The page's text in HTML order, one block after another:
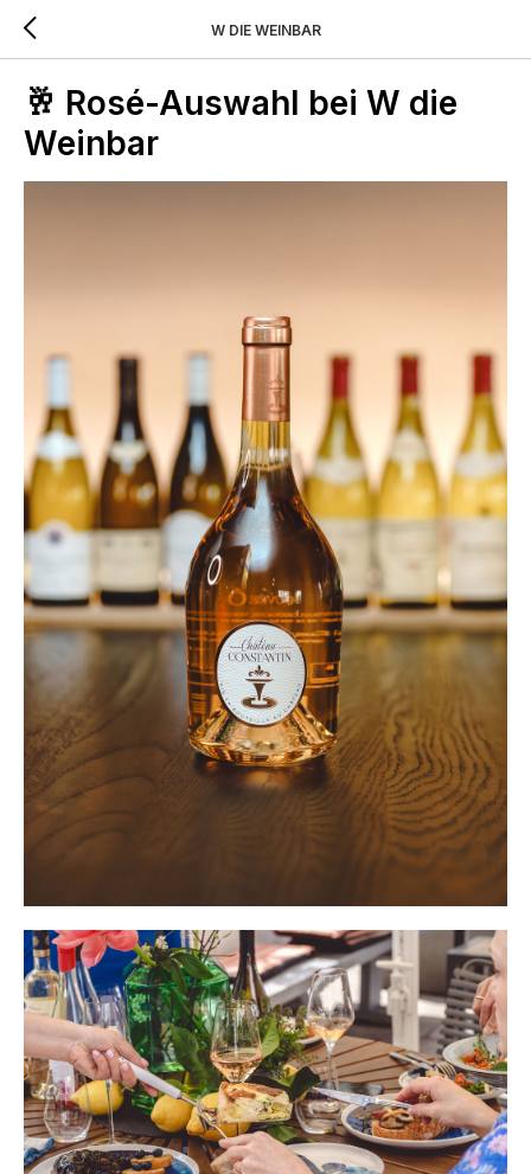
W DIE WEINBAR
🥂 Rosé-Auswahl bei W die
Weinbar